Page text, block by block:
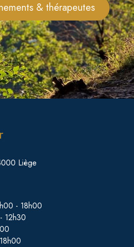
& thérapeutes
Liège
- 18h00
12h30